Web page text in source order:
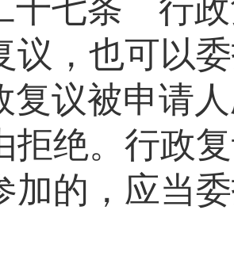
十七条 行政
议，也可以
复议被申请
拒绝。行政
加的，应当